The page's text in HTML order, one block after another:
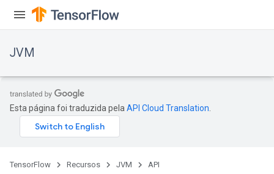
JVM
Esta página foi traduzida pela API Cloud Translation
TensorFlow Recursos JVM API